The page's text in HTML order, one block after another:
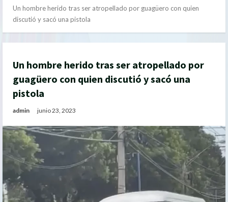
Un hombre herido tras ser atropellado por guagüero con quien
discutió y sacó una pistola
Un hombre herido tras ser atropellado por
guagüero con quien discutió y sacó una
pistola
admin junio 23, 2023